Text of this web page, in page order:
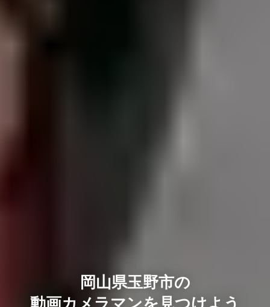
岡山県玉野市の
動画カメラマンを見つけよう